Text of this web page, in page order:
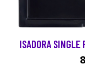
ISADORA SINGLE